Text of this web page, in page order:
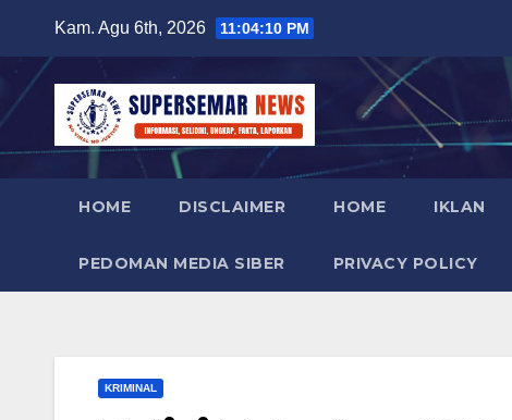
content
Kam. Agu 6th, 2026 11:04:11 PM
HOME DISCLAIMER HOME IKLAN
PEDOMAN MEDIA SIBER PRIVACY POLICY
KRIMINAL